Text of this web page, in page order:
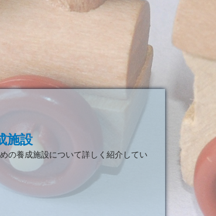
施設
の養成施設について詳しく紹介してい